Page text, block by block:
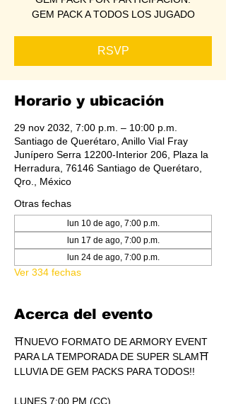
GEM PACK A TODOS LOS JUGADO
RSVP
Horario y ubicación
29 nov 2032, 7:00 p.m. – 10:00 p.m.
Santiago de Querétaro, Anillo Vial Fray
Junípero Serra 12200-Interior 206, Plaza la
Herradura, 76146 Santiago de Querétaro,
Qro., México
Otras fechas
lun 10 de ago, 7:00 p.m.
lun 17 de ago, 7:00 p.m.
lun 24 de ago, 7:00 p.m.
Ver 334 fechas
Acerca del evento
⛩NUEVO FORMATO DE ARMORY EVENT
PARA LA TEMPORADA DE SUPER SLAM⛩
LLUVIA DE GEM PACKS PARA TODOS!!
LUNES 7:00 PM (CC)